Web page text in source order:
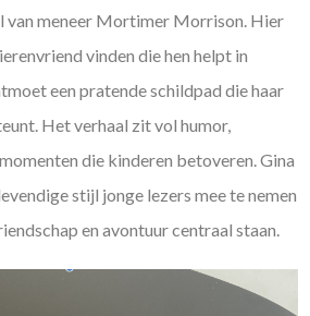
van meneer Mortimer Morrison. Hier
vinden die hen helpt in
een pratende schildpad die haar
Het verhaal zit vol humor,
die kinderen betoveren. Gina
stijl jonge lezers mee te nemen
en avontuur centraal staan.